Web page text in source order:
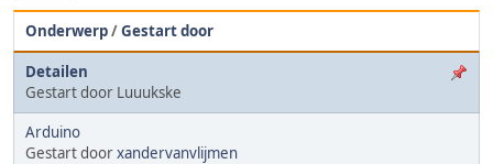
Onderwerp/Gestart door
Detailen
Gestart door Luuukske
Arduino
Gestart doorxandervanvlijmen